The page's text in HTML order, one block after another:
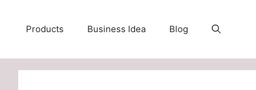
Products Business Idea Blog